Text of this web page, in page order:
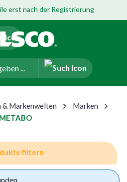
Plattform springen
erst nach der Registrierung
& Markenwelten
Marken
METABO
filtern